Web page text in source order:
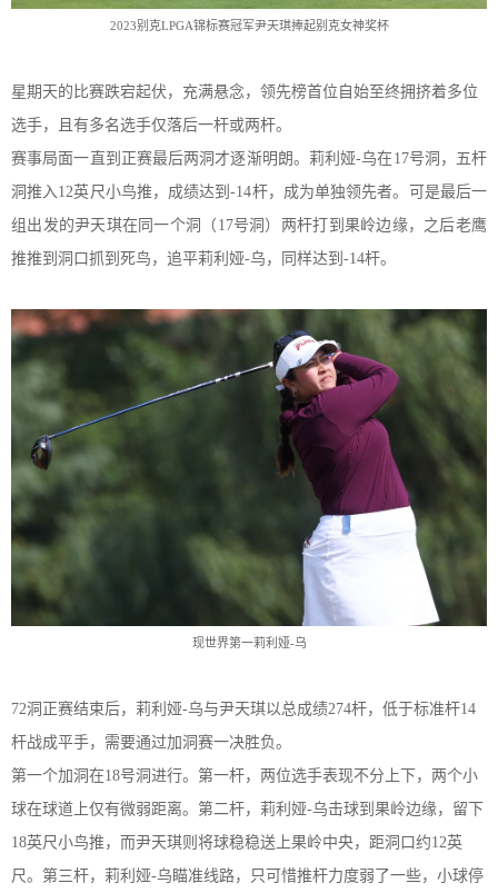
2023别克LPGA锦标赛冠军尹天琪捧起别克女神奖杯
星期天的比赛跌宕起伏，充满悬念，领先榜首位自始至终拥挤着多位
选手，且有多名选手仅落后一杆或两杆。
赛事局面一直到正赛最后两洞才逐渐明朗。莉利娅-乌在17号洞，五杆
洞推入12英尺小鸟推，成绩达到-14杆，成为单独领先者。可是最后一
组出发的尹天琪在同一个洞（ 17号洞）两杆打到果岭边缘， 之后老鹰
推推到洞口抓到死鸟，追平莉利娅-乌，同样达到-14杆。
现世界第一莉利娅-乌
72洞正赛结束后，莉利娅-乌与尹天琪以总成绩274杆，低于标准杆14
杆战成平手，需要通过加洞赛一决胜负。
第一个加洞在18号洞进行。 第一杆， 两位选手表现不分上下 ， 两个小
球在球道上仅有微弱距离。 第二杆， 莉利娅-乌击球到果岭边缘， 留下
18英尺小鸟推， 而尹天琪则将球稳稳送上果岭中央， 距洞口约12英
尺。 第三杆， 莉利娅-乌 瞄准线路， 只可惜推杆力度弱了一些， 小球停